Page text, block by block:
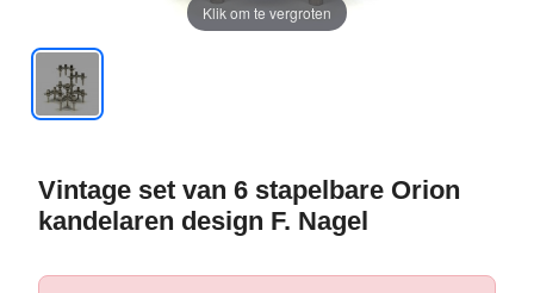
Klik om te vergroten
Vintage set van 6 stapelbare Orion
kandelaren design F. Nagel